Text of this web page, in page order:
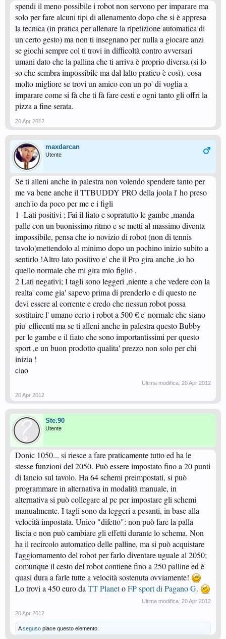
spendi il meno possibile i robot non servono per imparare ma
solo per fare alcuni tipi di allenamento dopo che si è appresa
la tecnica (in pratica per allenare la ripetizione automatica di
un certo gesto) ma non ti insegnano per nulla a giocare anzi
se giochi sempre col ti trovi in difficoltà contro avversari
umani dato che la pallina che ti arriva è proprio diversa (si lo
so che sembra impossibile ma dal lalto pratico è così). cosa
molto migliore se trovi un amico con un po' di voglia a
imparare come si fà che ti fà fare cesti e ogni tanto gli offri la
pizza a fine serata.
20 Apr 2012
maxdarcan
Utente
Se ti alleni anche in palestra non volendo spendere tanto per
me va bene anche il TTBUDDY PRO della joola l' ho preso
anch'io da poco per me e i figli
1 -Lati positivi ; Fai il fiato e sopratutto le gambe ,manda
palle con un buonissimo ritmo e se metti al massimo diventa
impossibile, pensa che io novizio di robot (non di tennis
tavolo)mettendolo al minimo dopo un pochino inizio subito a
sentirlo !Altro lato positivo e' che il Pro gira anche ,io ho
quello normale che mi gira mio figlio .
2 Lati negativi; I tagli sono leggeri ,niente a che vedere con la
realta' come gia' sapevo prima di prenderlo e di questo ne
devi essere al corrente e credo che nessun robot possa
sostituire l' umano certo i robot a 500 € e' normale che siano
piu' efficenti ma se ti alleni anche in palestra questo Bubby
per le gambe e il fiato che sono importantissimi per questo
sport ,e un buon prodotto qualita' prezzo non solo per chi
inizia !
ciao
Ultima modifica: 20 Apr 2012
20 Apr 2012
Ste.90
Utente
Donic 1050... si riesce a fare praticamente tutto ed ha le
stesse funzioni del 2050. Può essere impostato fino a 20 punti
di lancio sul tavolo. Ha 64 schemi preimpostati, si può
programmare in alternativa in modalità manuale, in
alternativa si può collegare al pc per impostare gli schemi
manualmente. I tagli sono da leggeri a pesanti, in base alla
velocità impostata. Unico "difetto": non può fare la palla
liscia e non può cambiare gli effetti durante lo schema. Non
ha il recircolo automatico delle palline, ma si può acquistare
l'aggiornamento del robot per farlo diventare uguale al 2050;
comunque il cesto del robot contiene fino a 250 palline ed è
quasi dura a farle tutte a velocità sostenuta ovviamente!
Lo trovi a 450 euro da TT PlanetoFP sport di Pagano G.
Ultima modifica: 20 Apr 2012
20 Apr 2012
Aseguso piace questo elemento.